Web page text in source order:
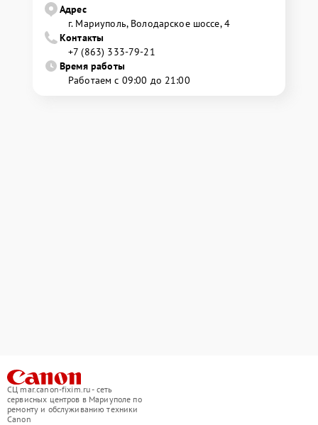
Адрес
г. Мариуполь, Володарское шоссе, 4
Контакты
+7 (863) 333-79-21
Время работы
Работаем с 09:00 до 21:00
СЦ mar.canon-fixim.ru - сеть
сервисных центров в Мариуполе по
ремонту и обслуживанию техники
Canon